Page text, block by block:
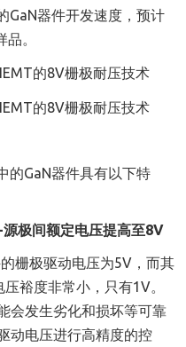
GaN器件开发速度，预计
。
的GaN器件具有以下特
源极间额定电压提高至8V
栅极驱动电压为5V ，而其
压裕度非常小，只有1V。
会发生劣化和损坏等可靠
动电压进行高精度的控